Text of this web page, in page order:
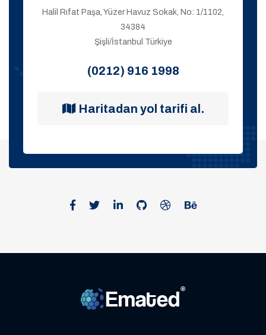
Halil Rıfat Paşa, Yüzer Havuz Sokak, No: 1/1102,
34384
Şişli/İstanbul Türkiye
(0212) 916 1998
Haritadan yol tarifi al.